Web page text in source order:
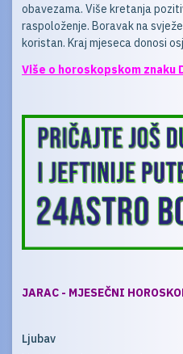
obavezama. Više kretanja
raspoloženje. Boravak na
koristan. Kraj mjeseca donosi
Više o horoskopskom znaku
JARAC - MJESEČNI
Ljubav